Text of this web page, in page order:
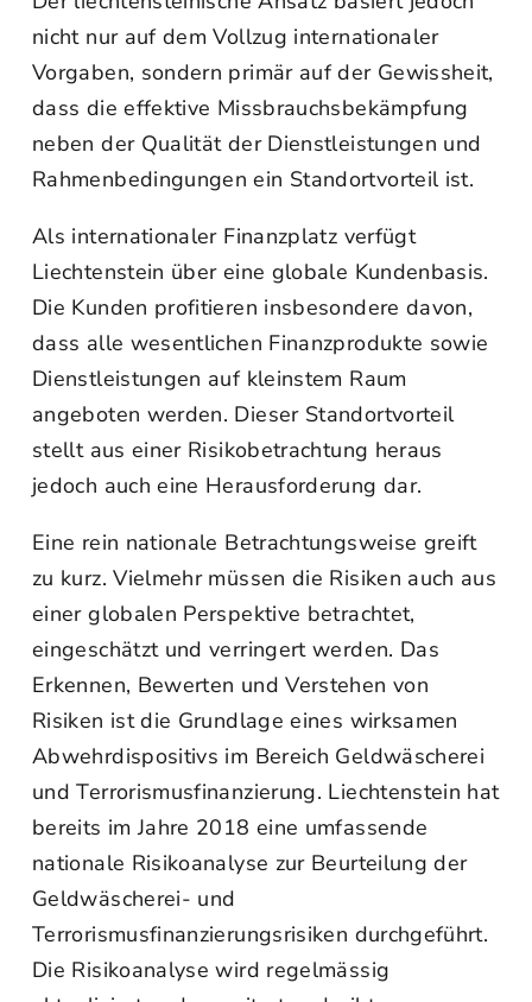
nicht nur auf dem Vollzug internationaler
Vorgaben, sondern primär auf der Gewissheit,
dass die effektive Missbrauchsbekämpfung
neben der Qualität der Dienstleistungen und
Rahmenbedingungen ein Standortvorteil ist.
Als internationaler Finanzplatz verfügt
Liechtenstein über eine globale Kundenbasis.
Die Kunden profitieren insbesondere davon,
dass alle wesentlichen Finanzprodukte sowie
Dienstleistungen auf kleinstem Raum
angeboten werden. Dieser Standortvorteil
stellt aus einer Risikobetrachtung heraus
jedoch auch eine Herausforderung dar.
Eine rein nationale Betrachtungsweise greift
zu kurz. Vielmehr müssen die Risiken auch aus
einer globalen Perspektive betrachtet,
eingeschätzt und verringert werden. Das
Erkennen, Bewerten und Verstehen von
Risiken ist die Grundlage eines wirksamen
Abwehrdispositivs im Bereich Geldwäscherei
und Terrorismusfinanzierung. Liechtenstein hat
bereits im Jahre 2018 eine umfassende
nationale Risikoanalyse zur Beurteilung der
Geldwäscherei- und
Terrorismusfinanzierungsrisiken durchgeführt.
Die Risikoanalyse wird regelmässig